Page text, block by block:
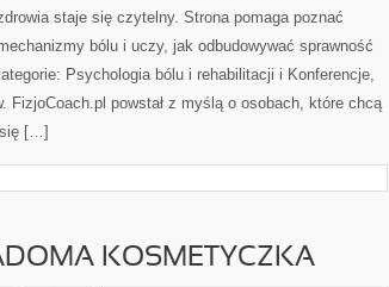
staje się czytelny. Strona pomaga poznać
bólu i uczy, jak odbudowywać sprawność
Psychologia bólu i rehabilitacji i Konferencje,
FizjoCoach.pl powstał z myślą o osobach, które chcą
się […]
KOSMETYCZKA